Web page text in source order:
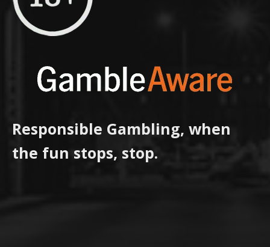
Responsible Gambling, when
the fun stops, stop.